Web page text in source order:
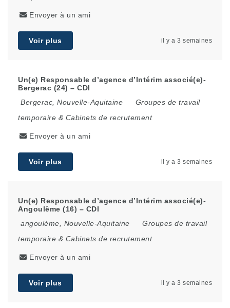
Envoyer à un ami
Voir plus il y a 3 semaines
Un(e) Responsable d’agence d’Intérim associé(e)-
Bergerac (24) – CDI
Bergerac, Nouvelle-Aquitaine
Groupes de travail
temporaire & Cabinets de recrutement
Envoyer à un ami
Voir plus il y a 3 semaines
Un(e) Responsable d’agence d’Intérim associé(e)-
Angoulême (16) – CDI
angoulème, Nouvelle-Aquitaine
Groupes de travail
temporaire & Cabinets de recrutement
Envoyer à un ami
Voir plus il y a 3 semaines